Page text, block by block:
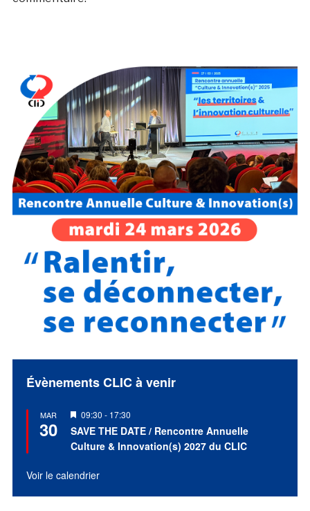
Évènements CLIC à venir
MAR
30
Mis
en
avant
09:30 - 17:30
SAVE THE DATE / Rencontre Annuelle
Culture & Innovation(s) 2027 du CLIC
Voir le calendrier